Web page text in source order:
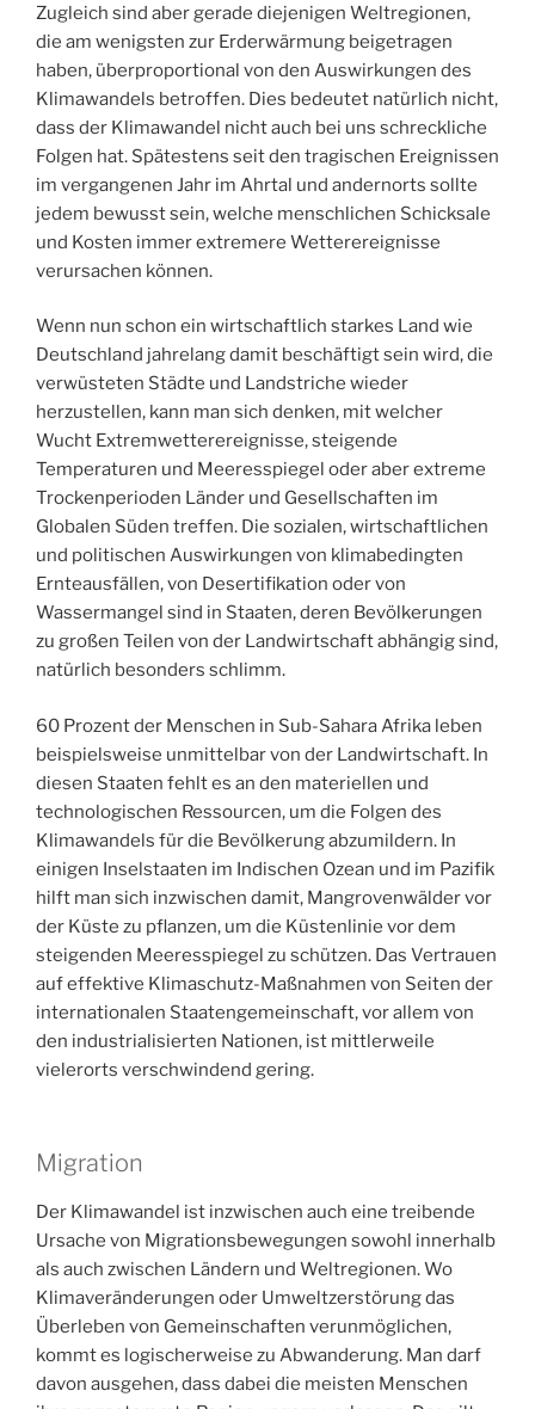
Zugleich sind aber gerade diejenigen Weltregionen,
die am wenigsten zur Erderwärmung beigetragen
haben, überproportional von den Auswirkungen des
Klimawandels betroffen. Dies bedeutet natürlich nicht,
dass der Klimawandel nicht auch bei uns schreckliche
Folgen hat. Spätestens seit den tragischen Ereignissen
im vergangenen Jahr im Ahrtal und andernorts sollte
jedem bewusst sein, welche menschlichen Schicksale
und Kosten immer extremere Wetterereignisse
verursachen können.
Wenn nun schon ein wirtschaftlich starkes Land wie
Deutschland jahrelang damit beschäftigt sein wird, die
verwüsteten Städte und Landstriche wieder
herzustellen, kann man sich denken, mit welcher
Wucht Extremwetterereignisse, steigende
Temperaturen und Meeresspiegel oder aber extreme
Trockenperioden Länder und Gesellschaften im
Globalen Süden treffen. Die sozialen, wirtschaftlichen
und politischen Auswirkungen von klimabedingten
Ernteausfällen, von Desertifikation oder von
Wassermangel sind in Staaten, deren Bevölkerungen
zu großen Teilen von der Landwirtschaft abhängig sind,
natürlich besonders schlimm.
60 Prozent der Menschen in Sub-Sahara Afrika leben
beispielsweise unmittelbar von der Landwirtschaft. In
diesen Staaten fehlt es an den materiellen und
technologischen Ressourcen, um die Folgen des
Klimawandels für die Bevölkerung abzumildern. In
einigen Inselstaaten im Indischen Ozean und im Pazifik
hilft man sich inzwischen damit, Mangrovenwälder vor
der Küste zu pflanzen, um die Küstenlinie vor dem
steigenden Meeresspiegel zu schützen. Das Vertrauen
auf effektive Klimaschutz-Maßnahmen von Seiten der
internationalen Staatengemeinschaft, vor allem von
den industrialisierten Nationen, ist mittlerweile
vielerorts verschwindend gering.
Migration
Der Klimawandel ist inzwischen auch eine treibende
Ursache von Migrationsbewegungen sowohl innerhalb
als auch zwischen Ländern und Weltregionen. Wo
Klimaveränderungen oder Umweltzerstörung das
Überleben von Gemeinschaften verunmöglichen,
kommt es logischerweise zu Abwanderung. Man darf
davon ausgehen, dass dabei die meisten Menschen